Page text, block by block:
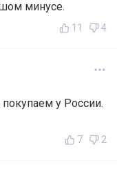
минусе.
11 4
у России.
7 2